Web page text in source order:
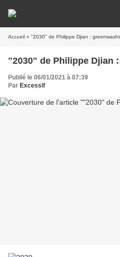
Accueil » "2030" de Philippe Djian :
"2030" de Philippe Djian
Publié le 06/01/2021 à 07:39
Par Excessif